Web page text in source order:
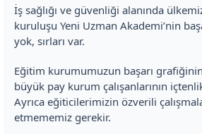
İş sağlığı ve güvenliği alanında
kuruluşu Yeni Uzman Akademi’nin
yok, sırları var.
Eğitim kurumumuzun başarı
büyük pay kurum çalışanlarının
Ayrıca eğiticilerimizin özverili
etmememiz gerekir.